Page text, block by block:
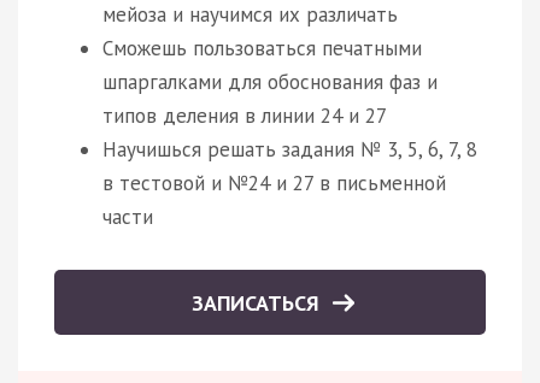
мейоза и научимся их различать
Сможешь пользоваться печатными
шпаргалками для обоснования фаз и
типов деления в линии 24 и 27
Научишься решать задания № 3, 5, 6, 7, 8
в тестовой и №24 и 27 в письменной
части
ЗАПИСАТЬСЯ